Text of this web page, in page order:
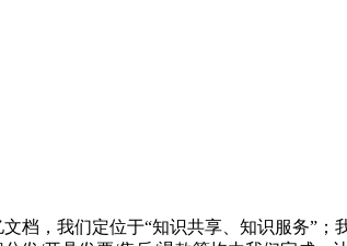
档，我们定位于“知识共享、知识服务”